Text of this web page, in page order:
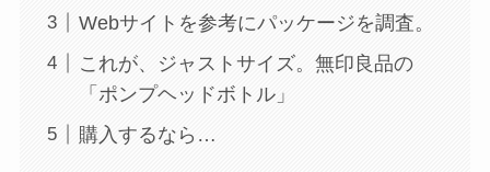
Webサイトを参考にパッケージを調査。
これが、ジャストサイズ。無印良品の
「ポンプヘッドボトル」
購入するなら…